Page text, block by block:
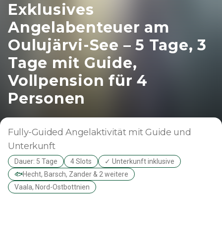
Exklusives
Angelabenteuer am
Oulujärvi-See – 5 Tage, 3
Tage mit Guide,
Vollpension für 4
Personen
Fully-Guided Angelaktivität mit Guide und
Unterkunft
Dauer: 5 Tage 4 Slots
✓ Unterkunft inklusive
🐟Hecht, Barsch, Zander & 2 weitere
Vaala, Nord-Ostbottnien